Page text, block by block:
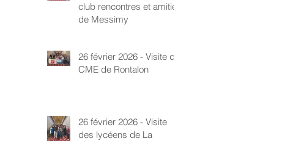
club rencontres et amitié
de Messimy
26 février 2026 - Visite du
CME de Rontalon
26 février 2026 - Visite
des lycéens de La